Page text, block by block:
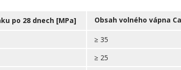
po 28 dnech [MPa] Obsah volného vápna
≥ 35
≥ 25